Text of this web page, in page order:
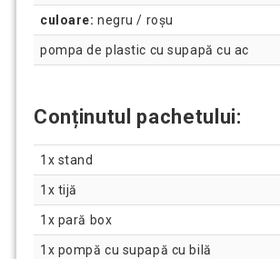
culoare: negru / roșu
pompa de plastic cu supapă cu ac
Conținutul pachetului:
1x stand
1x tijă
1x pară box
1x pompă cu supapă cu bilă